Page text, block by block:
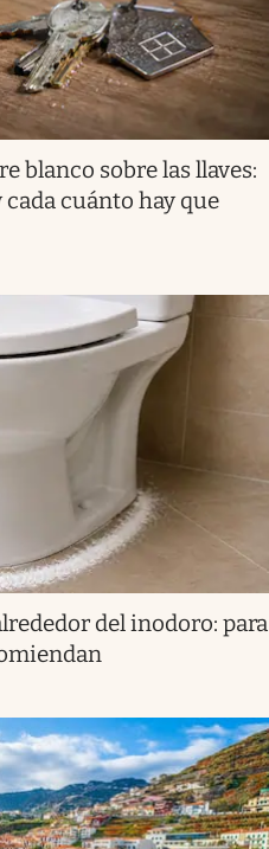
blanco sobre las llaves:
cuánto hay que
del inodoro: para